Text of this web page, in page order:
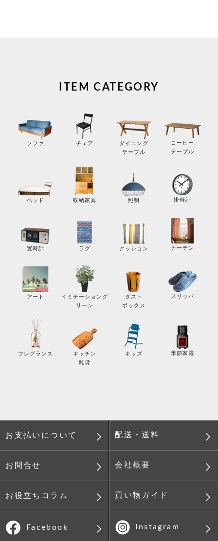
ITEM CATEGORY
ソファ チェア
ダイニング
テーブル
コーヒー
テーブル
ベッド 収納家具 照明 掛時計
置時計 ラグ クッション カーテン
アート
イミテーショング
リーン
ダスト
ボックス
スリッパ
フレグランス
キッチン
雑貨
キッズ 季節家電
お支払いについて 配送・送料
お問合せ 会社概要
お役立ちコラム 買い物ガイド
Facebook Instagram